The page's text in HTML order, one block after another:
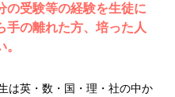
の受験等の経験を生徒に
手の離れた方、培った人
は英・数・国・理・社の中か